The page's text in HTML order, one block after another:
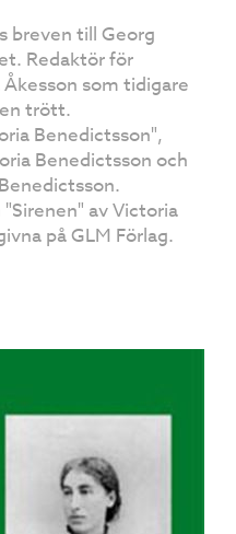
breven till Georg
Redaktör för
som tidigare
trött.
Benedictsson",
Benedictsson och
av Victoria
på GLM Förlag.